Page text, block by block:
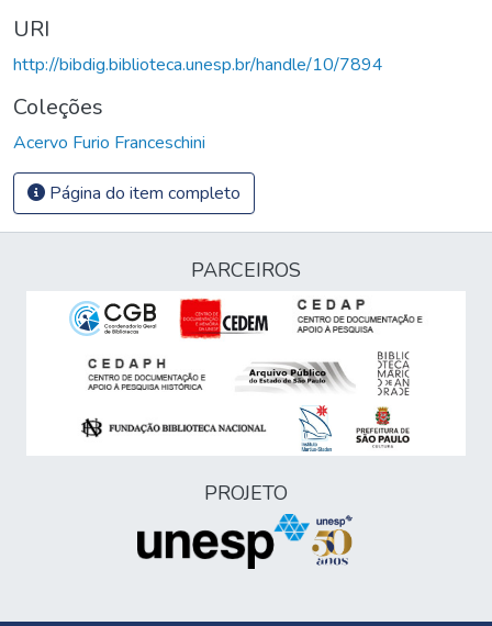
URI
http://bibdig.biblioteca.unesp.br/handle/10/7894
Coleções
Acervo Furio Franceschini
Página do item completo
PARCEIROS
PROJETO